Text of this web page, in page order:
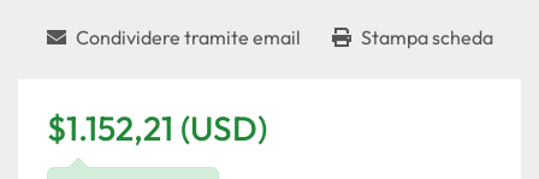
Condividere tramite email Stampa scheda
$1.152,21 (USD)